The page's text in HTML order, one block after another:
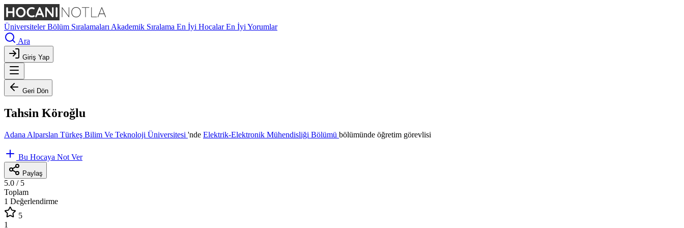
ÜniversitelerBölüm Sıralamaları Akademik Sıralama En İyi HocalarEn İyi Yorumlar
Ara
Giriş Yap
Geri Dön
Tahsin Köroğlu
Adana Alparslan Türkeş Bilim Ve Teknoloji Üniversitesi 'nde Elektrik-Elektronik Mühendisliği Bölümü bölümünde öğretim görevlisi
Bu Hocaya Not Ver
Paylaş
5.0 / 5
Toplam
1 Değerlendirme
5
1